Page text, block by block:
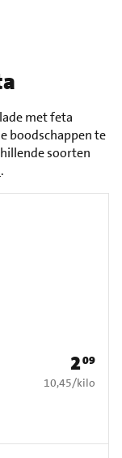
met feta
boodschappen te
soorten
.
Prijs: €
209
€ 10,45 per kilo
10,45/kilo